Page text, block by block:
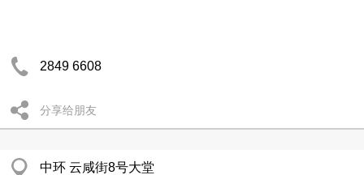
2849 6608
分享给朋友
中环 云咸街8号大堂